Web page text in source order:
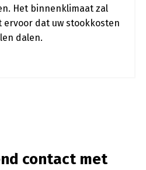
Het binnenklimaat zal
dat uw stookkosten
dalen.
contact met